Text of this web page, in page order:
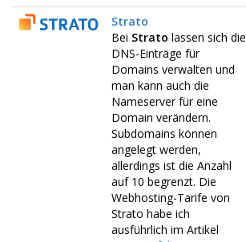
Strato
Bei Strato lassen sich die
DNS-Einträge für
Domains verwalten und
man kann auch die
Nameserver für eine
Domain verändern.
Subdomains können
angelegt werden,
allerdings ist die Anzahl
auf 10 begrenzt. Die
Webhosting-Tarife von
Strato habe ich
ausführlich im Artikel